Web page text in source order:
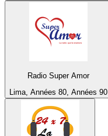
Radio Super Amor
Lima, Années 80, Années 90